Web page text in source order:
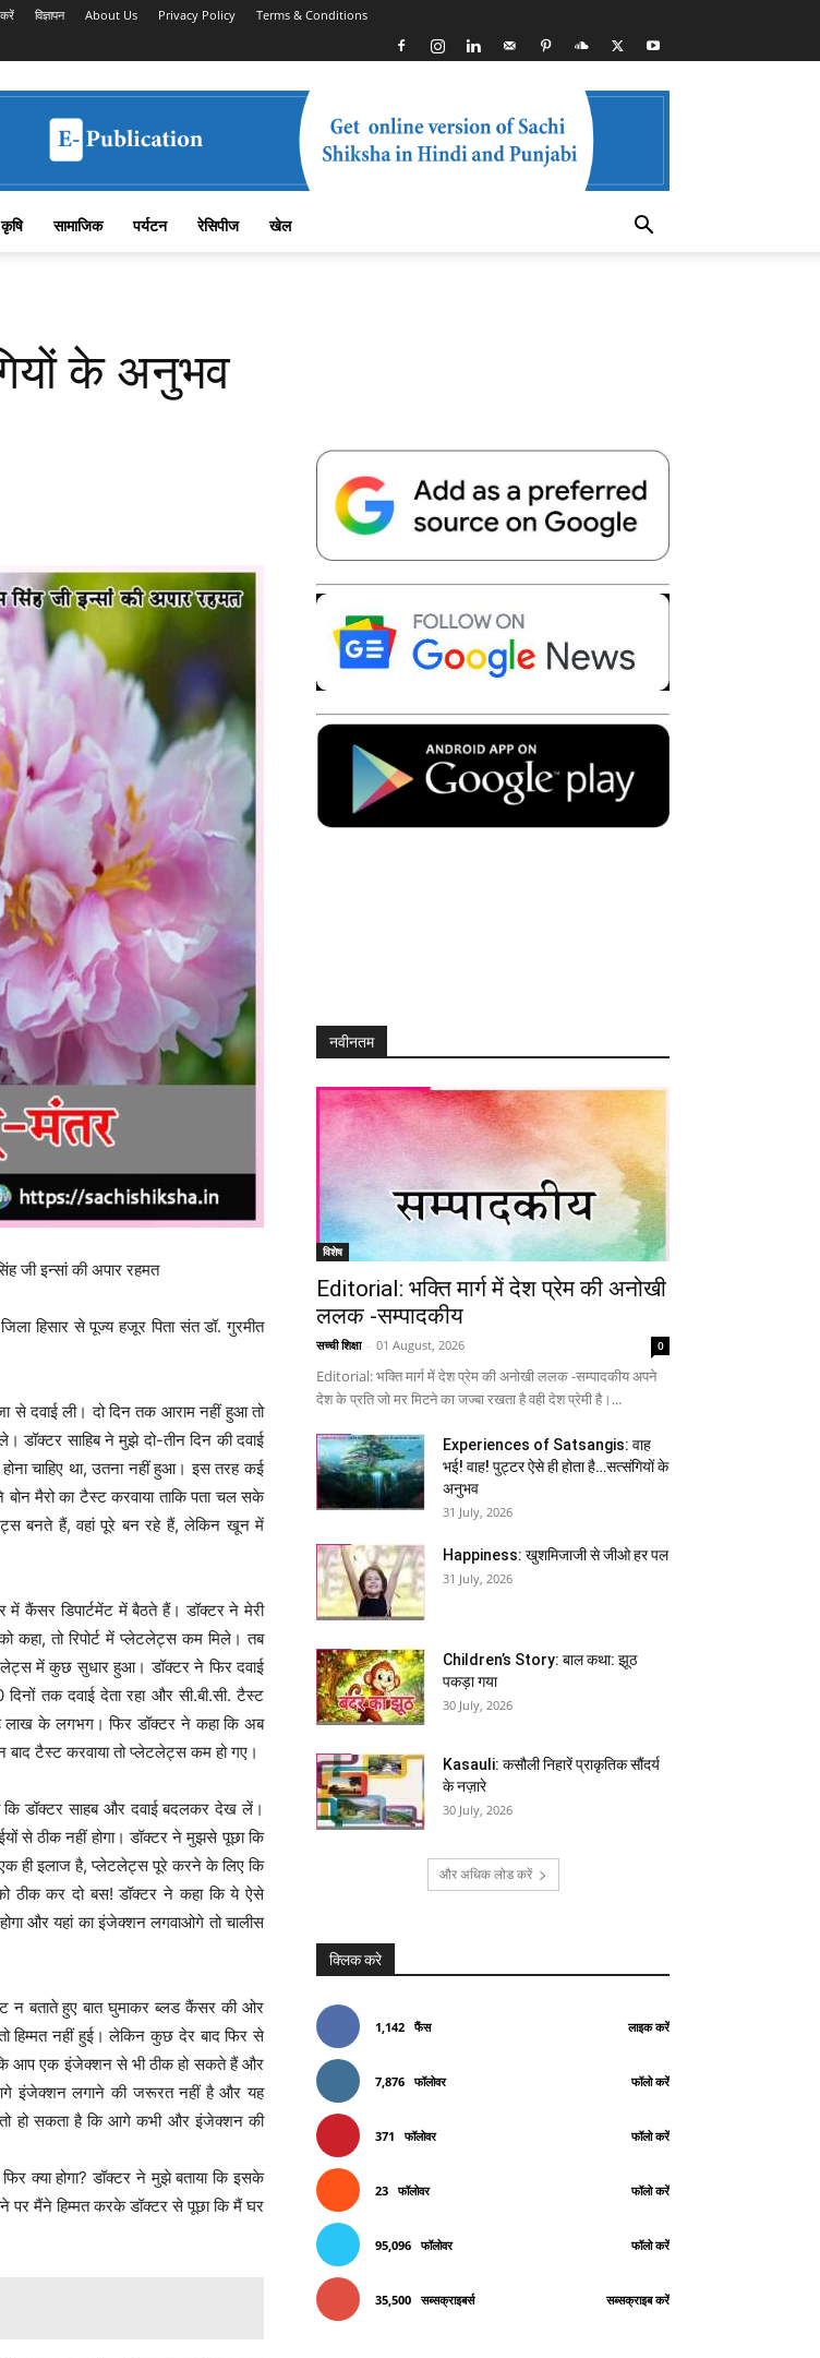
विज्ञापन About Us Privacy Policy Terms & Conditions
कृषि सामाजिक पर्यटन रेसिपीज खेल
के अनुभव
Telegram Copy URL
जी इन्सां की अपार रहमत
हिसार से पूज्य हजूर पिता संत डॉ. गुरमीत
दवाई ली। दो दिन तक आराम नहीं हुआ तो
डॉक्टर साहिब ने मुझे दो-तीन दिन की दवाई
चाहिए था, उतना नहीं हुआ। इस तरह कई
मैरो का टैस्ट करवाया ताकि पता चल सके
बनते हैं, वहां पूरे बन रहे हैं, लेकिन खून में
में कैंसर डिपार्टमेंट में बैठते हैं। डॉक्टर ने मेरी
कहा, तो रिपोर्ट में प्लेटलेट्स कम मिले। तब
में कुछ सुधार हुआ। डॉक्टर ने फिर दवाई
तक दवाई देता रहा और सी.बी.सी. टैस्ट
लाख के लगभग। फिर डॉक्टर ने कहा कि अब
बाद टैस्ट करवाया तो प्लेटलेट्स कम हो गए।
कि डॉक्टर साहब और दवाई बदलकर देख लें।
से ठीक नहीं होगा। डॉक्टर ने मुझसे पूछा कि
ही इलाज है, प्लेटलेट्स पूरे करने के लिए कि
ठीक कर दो बस! डॉक्टर ने कहा कि ये ऐसे
और यहां का इंजेक्शन लगवाओगे तो चालीस
न बताते हुए बात घुमाकर ब्लड कैंसर की ओर
हिम्मत नहीं हुई। लेकिन कुछ देर बाद फिर से
कि आप एक इंजेक्शन से भी ठीक हो सकते हैं और
इंजेक्शन लगाने की जरूरत नहीं है और यह
हो सकता है कि आगे कभी और इंजेक्शन की
क्या होगा? डॉक्टर ने मुझे बताया कि इसके
पर मैंने हिम्मत करके डॉक्टर से पूछा कि मैं घर
नवीनतम
विशेष
Editorial: भक्ति मार्ग में देश प्रेम की अनोखी
ललक -सम्पादकीय
सच्ची शिक्षा - 01 August, 2026 0
Editorial: भक्ति मार्ग में देश प्रेम की अनोखी ललक -सम्पादकीय अपने
देश के प्रति जो मर मिटने का जज्बा रखता है वही देश प्रेमी है।...
Experiences of Satsangis: वाह
भई! वाह! पुट्टर ऐसे ही होता है…सत्संगियों के
अनुभव
31 July, 2026
Happiness: खुशमिजाजी से जीओ हर पल
31 July, 2026
Children’s Story: बाल कथा: झूठ
पकड़ा गया
30 July, 2026
Kasauli: कसौली निहारें प्राकृतिक सौंदर्य
के नज़ारे
30 July, 2026
और अधिक लोड करें
क्लिक करे
1,142 फैंस लाइक करें
7,876 फॉलोवर फॉलो करें
371 फॉलोवर फॉलो करें
23 फॉलोवर फॉलो करें
95,096 फॉलोवर फॉलो करें
35,500 सब्सक्राइबर्स सब्सक्राइब करें